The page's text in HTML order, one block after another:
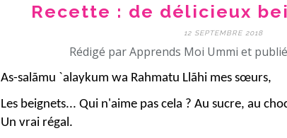
Recette : de délicieux
12 SEPTEMBRE 2018
Rédigé par Apprends Moi Ummi et
As-salãmu `alaykum wa Rahmatu Llãhi mes sœurs,
Les beignets... Qui n'aime pas cela ? Au sucre, au
Un vrai régal.